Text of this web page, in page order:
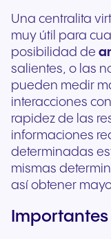
Una centralita
muy útil para
posibilidad de
salientes, o las
pueden medir
interacciones
rapidez de las
informaciones
determinadas
mismas
así obtener